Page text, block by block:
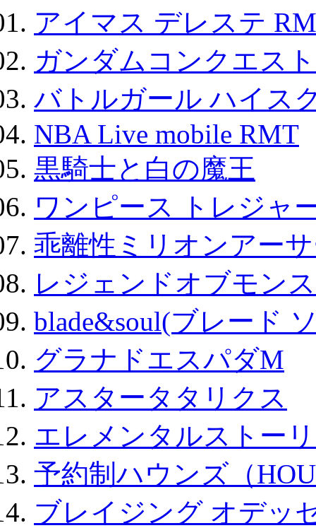
アイマス デレステ
ガンダムコンクエスト
バトルガール ハイス
NBA Live mobile RMT
黒騎士と白の魔王
ワンピース トレジャ
乖離性ミリオンアー
レジェンドオブモン
blade&soul(ブレード
グラナドエスパダM
アスタータタリクス
エレメンタルストー
予約制ハウンズ（
ブレイジング オデッ